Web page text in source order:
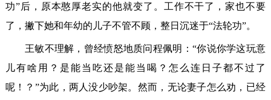
功”后，原本憨厚老实的他就变了。工作不干了，家也不要
了，撇下她和年幼的儿子不管不顾，整日沉迷于“法轮功”。
王敏不理解，曾经愤怒地质问程佩明：“你说你学这玩意
儿有啥用？是能当吃还是能当喝？怎么连日子都不过了
呢！？”为此，两人没少吵架。然而，无论妻子怎么劝，已经